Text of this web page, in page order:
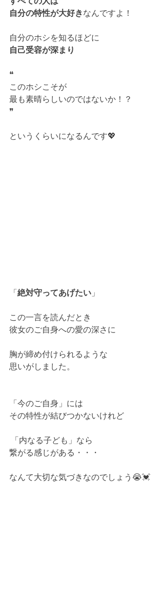
自分の特性が大好きなんですよ！
自分のホシを知るほどに
自己受容が深まり
❝
このホシこそが
最も素晴らしいのではないか！？
❞
というくらいになるんです💖
「 絶対守ってあげたい 」
この一言を読んだとき
彼女のご自身への愛の深さに
胸が締め付けられるような
思いがしました。
「今のご自身」には
その特性が結びつかないけれど
「内なる子ども」なら
繋がる感じがある・・・
なんて大切な気づきなのでしょう😭💓